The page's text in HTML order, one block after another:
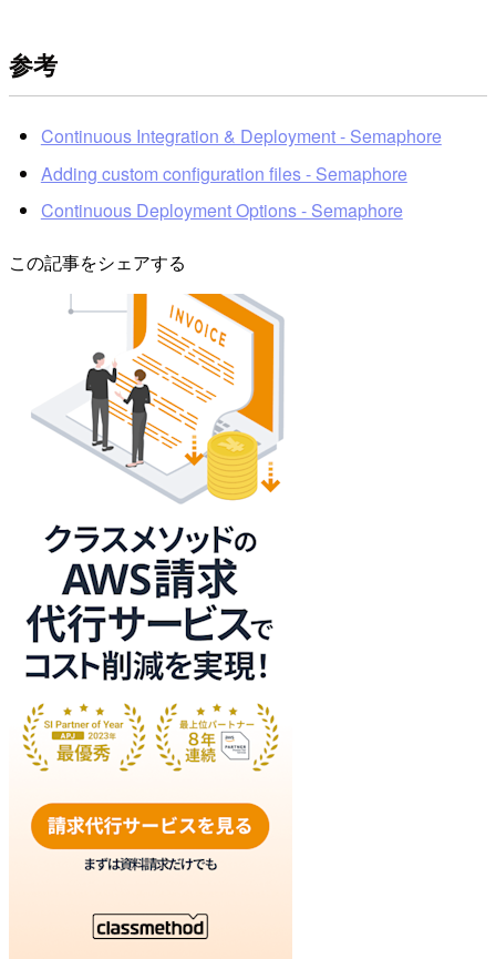
参考
Continuous Integration & Deployment - Semaphore
Adding custom configuration files - Semaphore
Continuous Deployment Options - Semaphore
この記事をシェアする